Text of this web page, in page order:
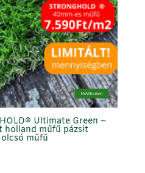
NYÁRI (sötét)
Ultimate Green –
holland műfű pázsit
olcsó műfű